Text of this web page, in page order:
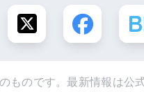
ものです。最新情報は公